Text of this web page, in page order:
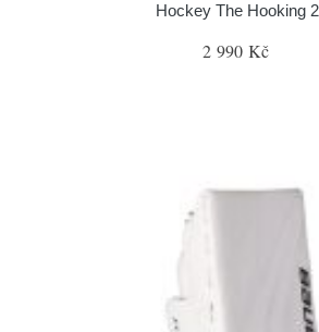
Hockey The Hooking
2 990 Kč